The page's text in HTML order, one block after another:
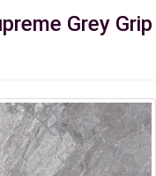
Grey Grip